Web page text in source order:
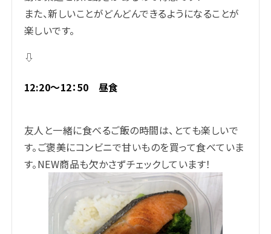
また、新しいことがどんどんできるようになることが
楽しいです。
⇩
12:20～12：50 昼食
友人と一緒に食べるご飯の時間は、とても楽しいで
す。ご褒美にコンビニで甘いものを買って食べていま
す。NEW商品も欠かさずチェックしています！